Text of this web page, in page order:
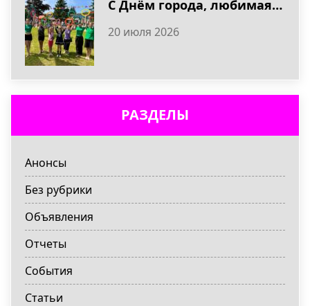
С Днём города, любимая Тверь!
20 июля 2026
РАЗДЕЛЫ
Анонсы
Без рубрики
Объявления
Отчеты
События
Статьи